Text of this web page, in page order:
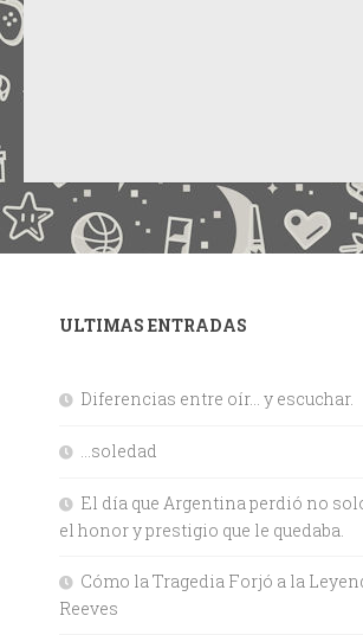
ULTIMAS ENTRADAS
Diferencias entre oír… y escuchar.
…soledad
El día que Argentina perdió no
el honor y prestigio que le quedaba.
Cómo la Tragedia Forjó a la
Reeves